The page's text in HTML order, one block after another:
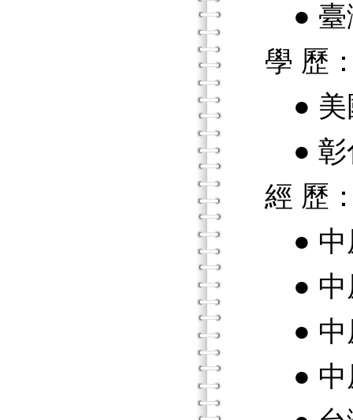
● 臺灣
學 歷
● 美國
● 彰化
經 歷
● 中原
● 中原
● 中原
● 中原